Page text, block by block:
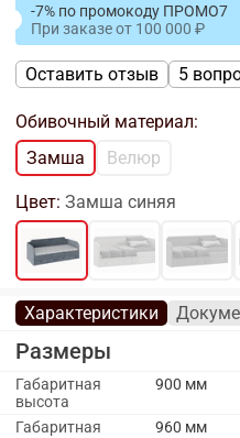
-7% по промокоду ПРОМО7
При заказеот 100 000
Оставить отзыв 5
Обивочный материал:
Велюр
Замша
Цвет: Замша синяя
Характеристики
Размеры
Габаритная
высота
900 мм
Габаритная
960 мм